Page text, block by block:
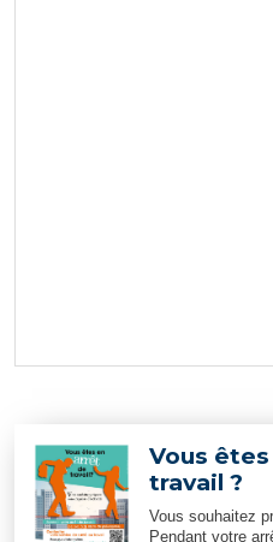
Vous
travail ?
Vous souhaitez
Pendant votre